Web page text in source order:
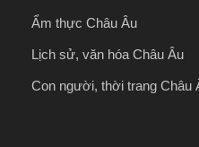
Ẩm thực Châu Âu
Lịch sử, văn hóa Châu Âu
Con người, thời trang Châu